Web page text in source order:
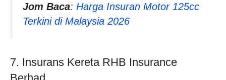
Jom Baca: Harga Insuran Motor 125cc
Terkini di Malaysia 2026
7. Insurans Kereta RHB Insurance